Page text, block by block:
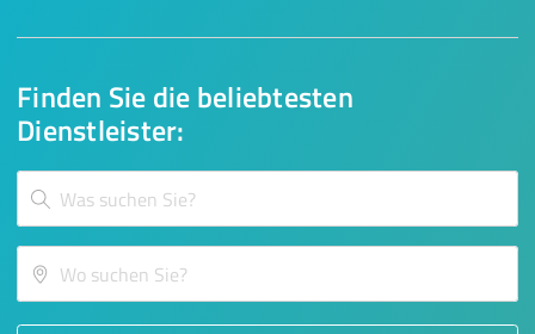
Finden Sie die beliebtesten
Dienstleister: